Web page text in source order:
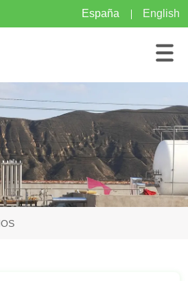
España English